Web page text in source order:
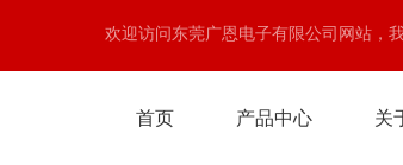
欢迎访问东莞广恩电子有限公司网站，
首页 产品中心 关